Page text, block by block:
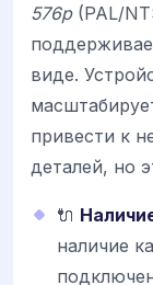
576p(PAL/
виде.
привести к
деталей, но
🔌
наличие